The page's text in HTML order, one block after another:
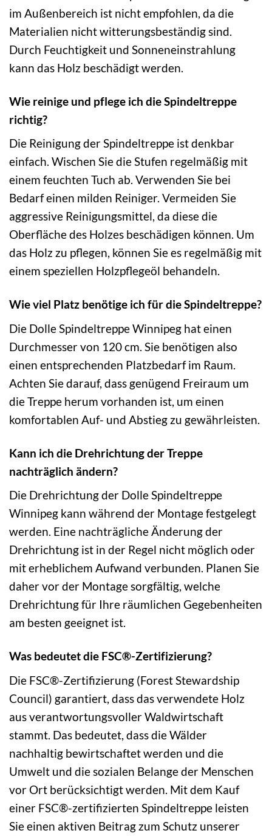
im Außenbereich ist nicht empfohlen, da die
Materialien nicht witterungsbeständig sind.
Durch Feuchtigkeit und Sonneneinstrahlung
kann das Holz beschädigt werden.
Wie reinige und pflege ich die Spindeltreppe
richtig?
Die Reinigung der Spindeltreppe ist denkbar
einfach. Wischen Sie die Stufen regelmäßig mit
einem feuchten Tuch ab. Verwenden Sie bei
Bedarf einen milden Reiniger. Vermeiden Sie
aggressive Reinigungsmittel, da diese die
Oberfläche des Holzes beschädigen können. Um
das Holz zu pflegen, können Sie es regelmäßig mit
einem speziellen Holzpflegeöl behandeln.
Wie viel Platz benötige ich für die Spindeltreppe?
Die Dolle Spindeltreppe Winnipeg hat einen
Durchmesser von 120 cm. Sie benötigen also
einen entsprechenden Platzbedarf im Raum.
Achten Sie darauf, dass genügend Freiraum um
die Treppe herum vorhanden ist, um einen
komfortablen Auf- und Abstieg zu gewährleisten.
Kann ich die Drehrichtung der Treppe
nachträglich ändern?
Die Drehrichtung der Dolle Spindeltreppe
Winnipeg kann während der Montage festgelegt
werden. Eine nachträgliche Änderung der
Drehrichtung ist in der Regel nicht möglich oder
mit erheblichem Aufwand verbunden. Planen Sie
daher vor der Montage sorgfältig, welche
Drehrichtung für Ihre räumlichen Gegebenheiten
am besten geeignet ist.
Was bedeutet die FSC®-Zertifizierung?
Die FSC®-Zertifizierung (Forest Stewardship
Council) garantiert, dass das verwendete Holz
aus verantwortungsvoller Waldwirtschaft
stammt. Das bedeutet, dass die Wälder
nachhaltig bewirtschaftet werden und die
Umwelt und die sozialen Belange der Menschen
vor Ort berücksichtigt werden. Mit dem Kauf
einer FSC®-zertifizierten Spindeltreppe leisten
Sie einen aktiven Beitrag zum Schutz unserer